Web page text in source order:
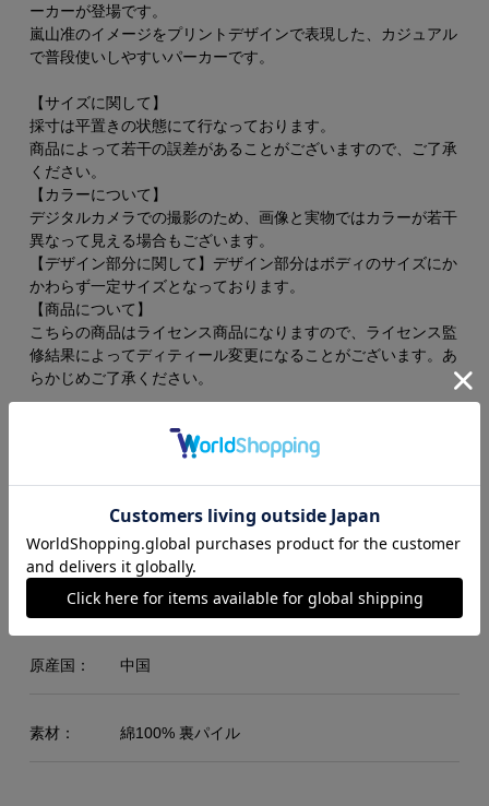
ーカーが登場です。
嵐山准のイメージをプリントデザインで表現した、カジュアル
で普段使いしやすいパーカーです。
【サイズに関して】
採寸は平置きの状態にて行なっております。
商品によって若干の誤差があることがございますので、ご了承
ください。
【カラーについて】
デジタルカメラでの撮影のため、画像と実物ではカラーが若干
異なって見える場合もございます。
【デザイン部分に関して】デザイン部分はボディのサイズにか
かわらず一定サイズとなっております。
【商品について】
こちらの商品はライセンス商品になりますので、ライセンス監
修結果によってディティール変更になることがございます。あ
らかじめご了承ください。
肩幅
55 48
L 71 58 52 61
XL 76 63 55 62
原産国： 中国
素材： 綿100% 裏パイル